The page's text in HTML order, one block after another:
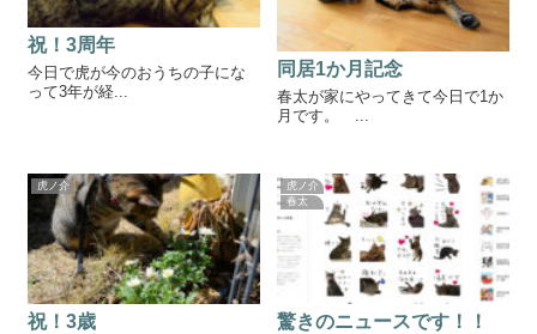
祝！3周年
今日で虎が今のおうちの子にな
って3年が経...
同居1か月記念
春太が家にやってきて今日で1か
月です。 ...
虎ノ介
祝！3歳
虎ノ介
春太
驚きのニュースです！！